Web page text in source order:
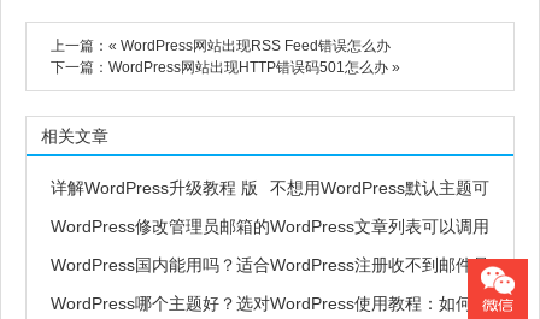
上一篇：« WordPress网站出现RSS Feed错误怎么办
下一篇： WordPress网站出现HTTP错误码501怎么办 »
相关文章
详解WordPress升级教程 版
本更新方法
不想用WordPress默认主题可
以全部删除吗
WordPress修改管理员邮箱的
方法有哪些
WordPress文章列表可以调用
吗？怎么操作
WordPress国内能用吗？适合
搭建什么类型的网站
WordPress注册收不到邮件是
怎么回事？如何解决
WordPress哪个主题好？选对WordPress使用教程：如何添